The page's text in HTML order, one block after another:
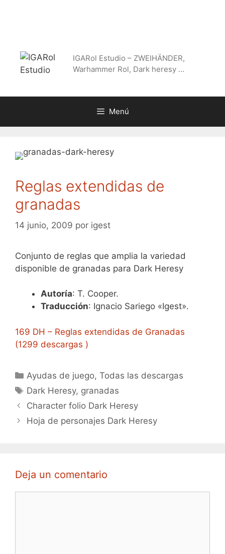
IGARol Estudio – ZWEIHÄNDER,
Warhammer Rol, Dark heresy …
Menú
Reglas extendidas de
granadas
14 junio, 2009 por igest
Conjunto de reglas que amplia la variedad
disponible de granadas para Dark Heresy
Autoría: T. Cooper.
Traducción: Ignacio Sariego «Igest».
169 DH – Reglas extendidas de Granadas
(1299 descargas )
Categorías
Ayudas de juego,Todas las descargas
Etiquetas
Dark Heresy, granadas
Character folio Dark Heresy
Hoja de personajes Dark Heresy
Deja un comentario